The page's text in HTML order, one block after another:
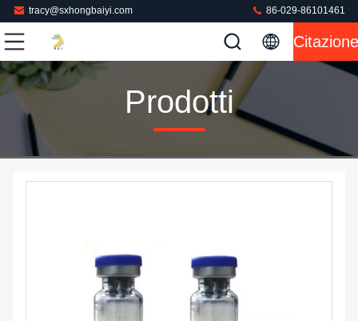
tracy@sxhongbaiyi.com 86-029-86101461
Citazione
Prodotti